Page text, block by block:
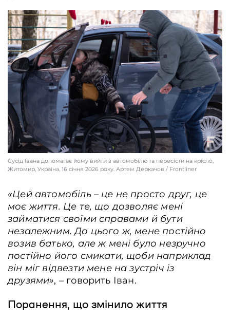
Сусід Івана допомагає йому вийти з автомобілю та пересісти на крісло,
Житомир, Україна, 16 січня 2026 року. Артем Деркачов / Frontliner
«Цей автомобіль – це не просто друг, це
моє життя. Це те, що дозволяє мені
займатися своїми справами й бути
незалежним. До цього ж, мене постійно
возив батько, але ж мені було незручно
постійно його смикати, щоби наприклад
він міг відвезти мене на зустріч із
друзями», – говорить Іван.
Поранення, що змінило життя